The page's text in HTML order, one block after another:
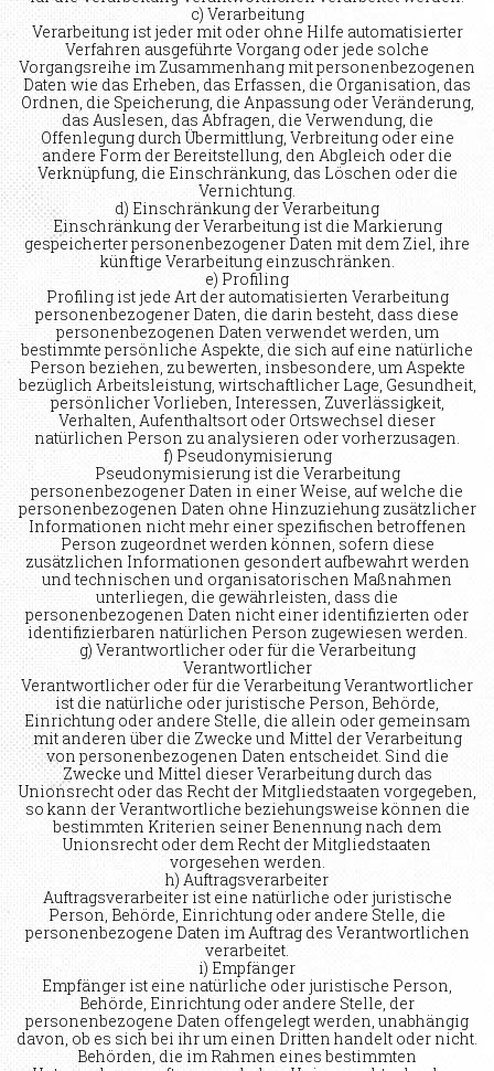
c) Verarbeitung
Verarbeitung ist jeder mit oder ohne Hilfe automatisierter
Verfahren ausgeführte Vorgang oder jede solche
Vorgangsreihe im Zusammenhang mit personenbezogenen
Daten wie das Erheben, das Erfassen, die Organisation, das
Ordnen, die Speicherung, die Anpassung oder Veränderung,
das Auslesen, das Abfragen, die Verwendung, die
Offenlegung durch Übermittlung, Verbreitung oder eine
andere Form der Bereitstellung, den Abgleich oder die
Verknüpfung, die Einschränkung, das Löschen oder die
Vernichtung.
d) Einschränkung der Verarbeitung
Einschränkung der Verarbeitung ist die Markierung
gespeicherter personenbezogener Daten mit dem Ziel, ihre
künftige Verarbeitung einzuschränken.
e) Profiling
Profiling ist jede Art der automatisierten Verarbeitung
personenbezogener Daten, die darin besteht, dass diese
personenbezogenen Daten verwendet werden, um
bestimmte persönliche Aspekte, die sich auf eine natürliche
Person beziehen, zu bewerten, insbesondere, um Aspekte
bezüglich Arbeitsleistung, wirtschaftlicher Lage, Gesundheit,
persönlicher Vorlieben, Interessen, Zuverlässigkeit,
Verhalten, Aufenthaltsort oder Ortswechsel dieser
natürlichen Person zu analysieren oder vorherzusagen.
f) Pseudonymisierung
Pseudonymisierung ist die Verarbeitung
personenbezogener Daten in einer Weise, auf welche die
personenbezogenen Daten ohne Hinzuziehung zusätzlicher
Informationen nicht mehr einer spezifischen betroffenen
Person zugeordnet werden können, sofern diese
zusätzlichen Informationen gesondert aufbewahrt werden
und technischen und organisatorischen Maßnahmen
unterliegen, die gewährleisten, dass die
personenbezogenen Daten nicht einer identifizierten oder
identifizierbaren natürlichen Person zugewiesen werden.
g) Verantwortlicher oder für die Verarbeitung
Verantwortlicher
Verantwortlicher oder für die Verarbeitung Verantwortlicher
ist die natürliche oder juristische Person, Behörde,
Einrichtung oder andere Stelle, die allein oder gemeinsam
mit anderen über die Zwecke und Mittel der Verarbeitung
von personenbezogenen Daten entscheidet. Sind die
Zwecke und Mittel dieser Verarbeitung durch das
Unionsrecht oder das Recht der Mitgliedstaaten vorgegeben,
so kann der Verantwortliche beziehungsweise können die
bestimmten Kriterien seiner Benennung nach dem
Unionsrecht oder dem Recht der Mitgliedstaaten
vorgesehen werden.
h) Auftragsverarbeiter
Auftragsverarbeiter ist eine natürliche oder juristische
Person, Behörde, Einrichtung oder andere Stelle, die
personenbezogene Daten im Auftrag des Verantwortlichen
verarbeitet.
i) Empfänger
Empfänger ist eine natürliche oder juristische Person,
Behörde, Einrichtung oder andere Stelle, der
personenbezogene Daten offengelegt werden, unabhängig
davon, ob es sich bei ihr um einen Dritten handelt oder nicht.
Behörden, die im Rahmen eines bestimmten